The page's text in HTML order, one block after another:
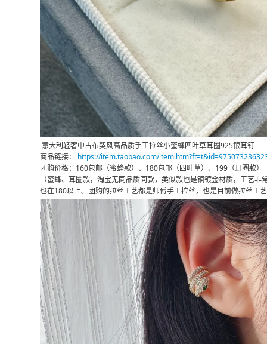
意大利轻奢中古布契风高品质手工拉丝小蜜蜂四叶草耳圈925银耳钉
商品链接： https://item.taobao.com/
团购价格：160包邮（蜜蜂款）、180包邮（四叶草）、199（耳圈款）
（蜜蜂、耳圈款，淘宝无同品质同款，类似款也是铜镀金材质，工艺
也在180以上。团购的拉丝工艺都是师傅手工拉丝，也是目前做拉丝工